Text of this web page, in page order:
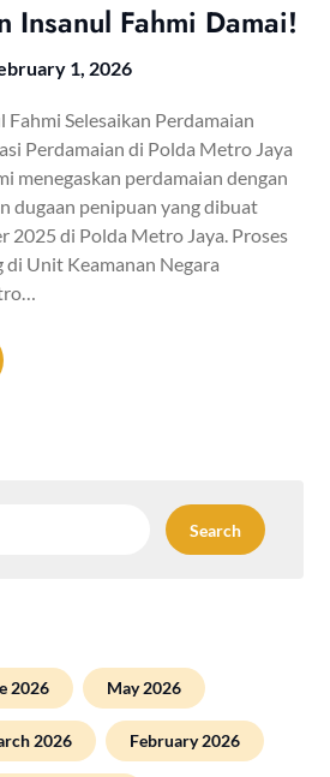
Insanul Fahmi Damai!
1, 2026
Fahmi Selesaikan Perdamaian
Perdamaian di Polda Metro Jaya
menegaskan perdamaian dengan
dugaan penipuan yang dibuat
2025 di Polda Metro Jaya. Proses
Unit Keamanan Negara
2026 May 2026
2026 February 2026